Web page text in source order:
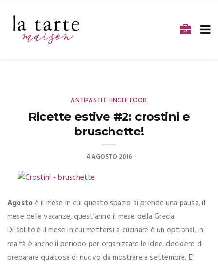
ANTIPASTI E FINGER FOOD
Ricette estive #2: crostini e
bruschette!
4 AGOSTO 2016
Agosto è il mese in cui questo spazio si prende una pausa, il
mese delle vacanze, quest’anno il mese della Grecia.
Di solito è il mese in cui mettersi a cucinare è un optional, in
realtà è anche il periodo per organizzare le idee, decidere di
preparare qualcosa di nuovo da mostrare a settembre. E’